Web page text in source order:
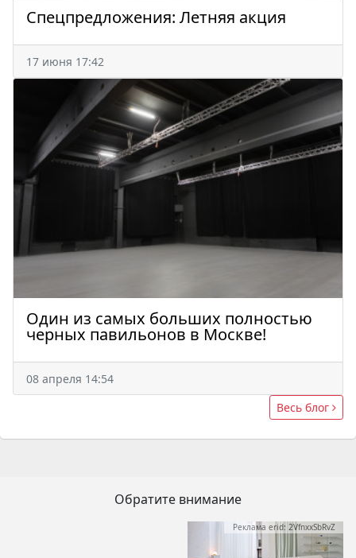
Спецпредложения: Летняя акция
17 июня 17:42
Один из самых больших полностью
черных павильонов в Москве!
08 апреля 14:54
Весь блог
Обратите внимание
Реклама erid: 2VfnxxSbRvZ